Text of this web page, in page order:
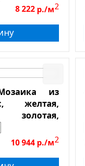
8 222 р./м2
из
желтая,
15*15*4
10 944 р./м2